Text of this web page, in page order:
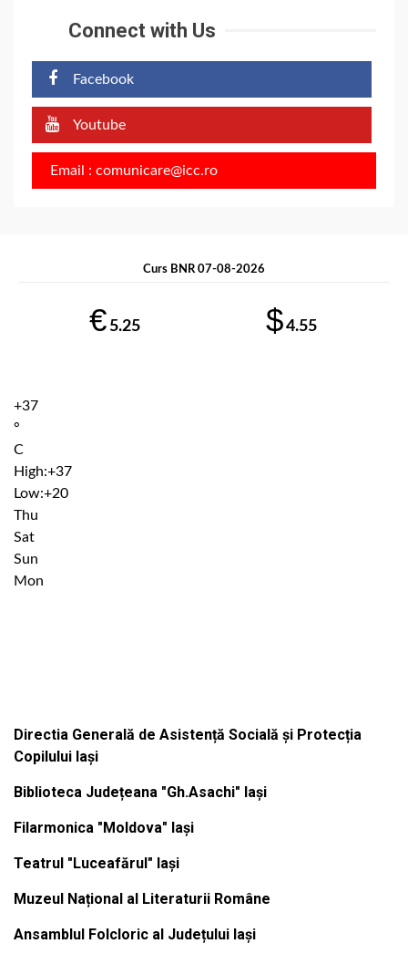
Connect with Us
Facebook
Youtube
Email : comunicare@icc.ro
Curs BNR 07-08-2026
€ 5.25 $4.55
+37
°
C
High:+37
Low:+20
Thu
Sat
Sun
Mon
Directia Generală de Asistență Socială și Protecția
Copilului Iași
Biblioteca Județeana "Gh.Asachi" Iași
Filarmonica "Moldova" Iași
Teatrul "Luceafărul" Iași
Muzeul Național al Literaturii Române
Ansamblul Folcloric al Județului Iași